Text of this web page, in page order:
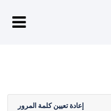
إعادة تعيين كلمة المرور